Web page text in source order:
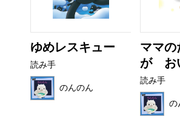
ゆめレスキュー
読み手
のんのん
ママの
が お
読み手
の